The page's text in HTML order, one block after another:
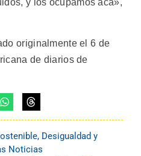
y los ocupamos acá»,
originalmente el 6 de
de diarios de
, Desigualdad y
Noticias